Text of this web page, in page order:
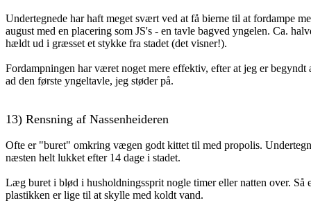
Undertegnede har haft meget svært ved at få bierne til at fordampe
august med en placering som JS's - en tavle bagved yngelen. Ca.
hældt ud i græsset et stykke fra stadet (det visner!).
Fordampningen har været noget mere effektiv, efter at jeg er begyndt
ad den første yngeltavle, jeg støder på.
13) Rensning af Nassenheideren
Ofte er "buret" omkring vægen godt kittet til med propolis.
næsten helt lukket efter 14 dage i stadet.
Læg buret i blød i husholdningssprit nogle timer eller natten over. Så
plastikken er lige til at skylle med koldt vand.